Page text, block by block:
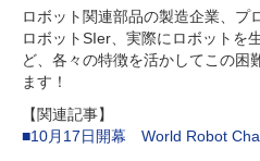
ロボット関連部品の製造企業、プ
ロボットSIer、実際にロボットを
ど、各々の特徴を活かしてこの困
ます！
【関連記事】
■10月17日開幕 World Robot